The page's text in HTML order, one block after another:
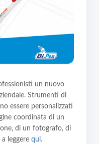
un nuovo
Strumenti di
essere personalizzati
coordinata di un
di un fotografo, di
leggere qui.